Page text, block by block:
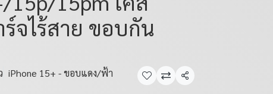
ร์จไร้สาย ขอบกัน
iPhone 15+ - ขอบแดง/ฟ้า
แชร์